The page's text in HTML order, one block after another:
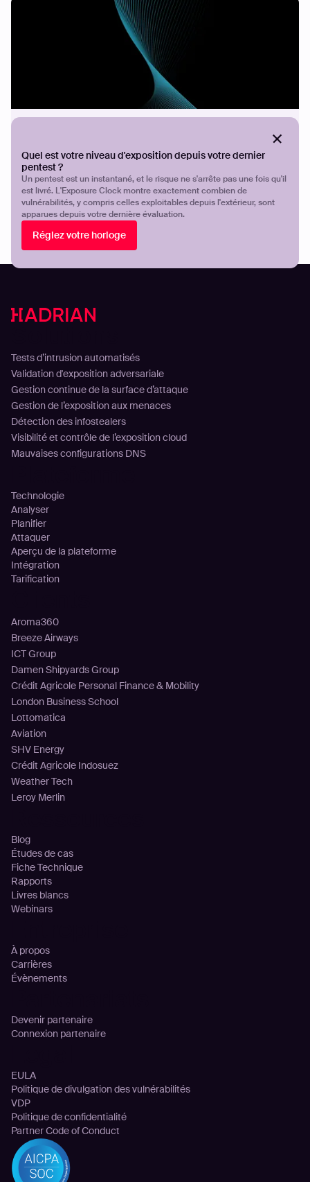
Quel est votre niveau d'exposition depuis votre dernier
pentest ?
Un pentest est un instantané, et le risque ne s'arrête pas une fois qu'il
est livré. L'Exposure Clock montre exactement combien de
vulnérabilités, y compris celles exploitables depuis l'extérieur, sont
apparues depuis votre dernière évaluation.
Réglez votre horloge
Tests d’intrusion automatisés
Validation d'exposition adversariale
Gestion continue de la surface d’attaque
Gestion de l’exposition aux menaces
Détection des infostealers
Visibilité et contrôle de l’exposition cloud
Mauvaises configurations DNS
Technologie
Analyser
Planifier
Attaquer
Aperçu de la plateforme
Intégration
Tarification
Aroma360
Breeze Airways
ICT Group
Damen Shipyards Group
Crédit Agricole Personal Finance & Mobility
London Business School
Lottomatica
Aviation
SHV Energy
Crédit Agricole Indosuez
Weather Tech
Leroy Merlin
Blog
Études de cas
Fiche Technique
Rapports
Livres blancs
Webinars
À propos
Carrières
Évènements
Devenir partenaire
Connexion partenaire
EULA
Politique de divulgation des vulnérabilités
VDP
Politique de confidentialité
Partner Code of Conduct